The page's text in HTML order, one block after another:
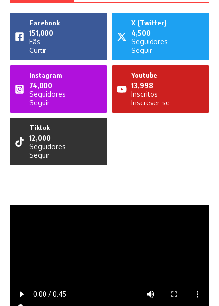
Facebook
151,000
Fãs
Curtir
X (Twitter)
4,500
Seguidores
Seguir
Instagram
74,000
Seguidores
Seguir
Youtube
13,998
Inscritos
Inscrever-se
Tiktok
12,000
Seguidores
Seguir